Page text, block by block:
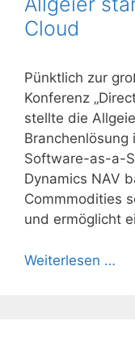
Cloud
Pünktlich zur
Konferenz
stellte die
Branchenlösung
Software-as-a-
Dynamics NAV
Commmodities
und ermöglicht
Weiterlesen …